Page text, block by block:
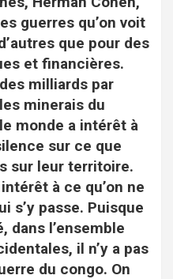
guerres qu’on voit
que pour des
et financières.
milliards par
minerais du
monde a intérêt à
sur ce que
sur leur territoire.
à ce qu’on ne
s’y passe. Puisque
dans l’ensemble
il n’y a pas
du congo. On